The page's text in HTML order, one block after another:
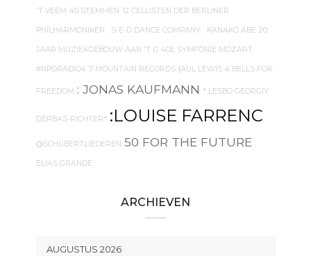
'T VEEM 40 STEMMEN 12 CELLISTEN DER BERLINER
PHILHARMONIKER . S-E-D DANCE COMPANY . KANAKO ABE 20
JAAR MUZIEKGEBOUW AAN 'T IJ 40E SYMFONIE MOZART
#NPORADIO4 7 MOUNTAIN RECORDS {AUL LEWIS 4 BELLS FOR
FREEDOM : JONAS KAUFMANN * LESBO GEORGIY
DERBAS-RICHTER* :LOUISE FARRENC
@SCHUBERTLIEDEREN 50 FOR THE FUTURE
ELIAS GRANDE
ARCHIEVEN
AUGUSTUS 2026